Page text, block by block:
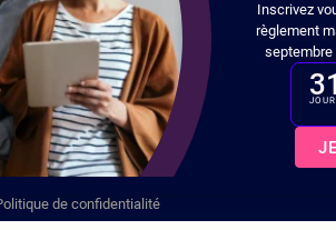
Personnalisez vos
en
de confidentialité
Inscrivez
règlement
septembre
31